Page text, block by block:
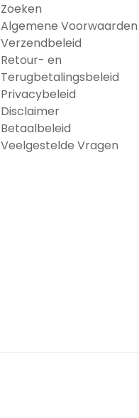
Zoeken
Algemene Voorwaarden
Verzendbeleid
Retour- en
Terugbetalingsbeleid
Privacybeleid
Disclaimer
Betaalbeleid
Veelgestelde Vragen